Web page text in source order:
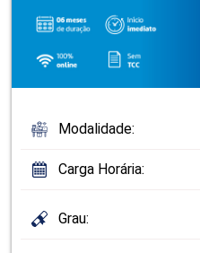
Modalidade:
Carga Horária:
Grau: